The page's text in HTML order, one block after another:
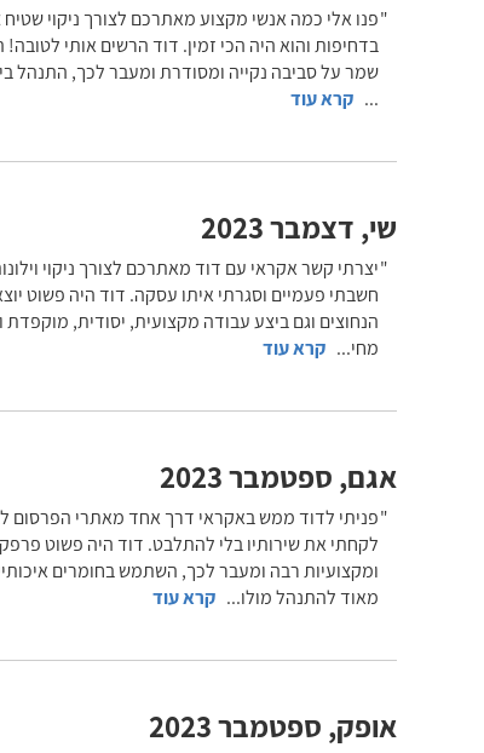
פנו אלי כמה אנשי מקצוע מאתרכם לצורך ניקוי
בדחיפות והוא היה הכי זמין. דוד הרשים אותי
שמר על סביבה נקייה ומסודרת ומעבר לכך, התנהל
... קרא עוד
שי, דצמבר 2023
יצרתי קשר אקראי עם דוד מאתרכם לצורך ניקוי
חשבתי פעמיים וסגרתי איתו עסקה. דוד היה פשוט
הנחוצים וגם ביצע עבודה מקצועית, יסודית,
מחי... קרא עוד
אגם, ספטמבר 2023
פניתי לדוד ממש באקראי דרך אחד מאתרי הפרסום
לקחתי את שירותיו בלי להתלבט. דוד היה פשוט
ומקצועיות רבה ומעבר לכך, השתמש בחומרים
מאוד להתנהל מולו... קרא עוד
אופק, ספטמבר 2023